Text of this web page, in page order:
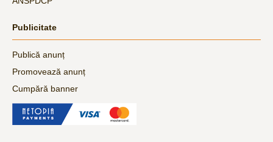
Publicitate
Publică anunț
Promovează anunț
Cumpără banner